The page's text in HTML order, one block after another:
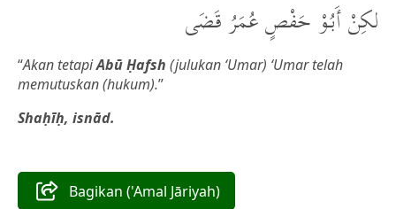
لكِنْ أَبُوْ حَفْصٍ عُمَرُ قَضَى
“Akan tetapiAbū Ḥafsh (julukan ‘Umar) ‘Umar telah
memutuskan (hukum).”
Shaḥīḥ, isnād.
Bagikan ('Amal Jāriyah)